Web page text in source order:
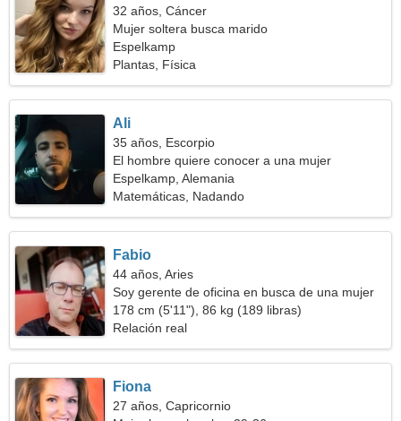
32 años, Cáncer
Mujer soltera busca marido
Espelkamp
Plantas, Física
Ali
35 años, Escorpio
El hombre quiere conocer a una mujer
Espelkamp, Alemania
Matemáticas, Nadando
Fabio
44 años, Aries
Soy gerente de oficina en busca de una mujer
seductora
178 cm (5'11"), 86 kg (189 libras)
Relación real
Fiona
27 años, Capricornio